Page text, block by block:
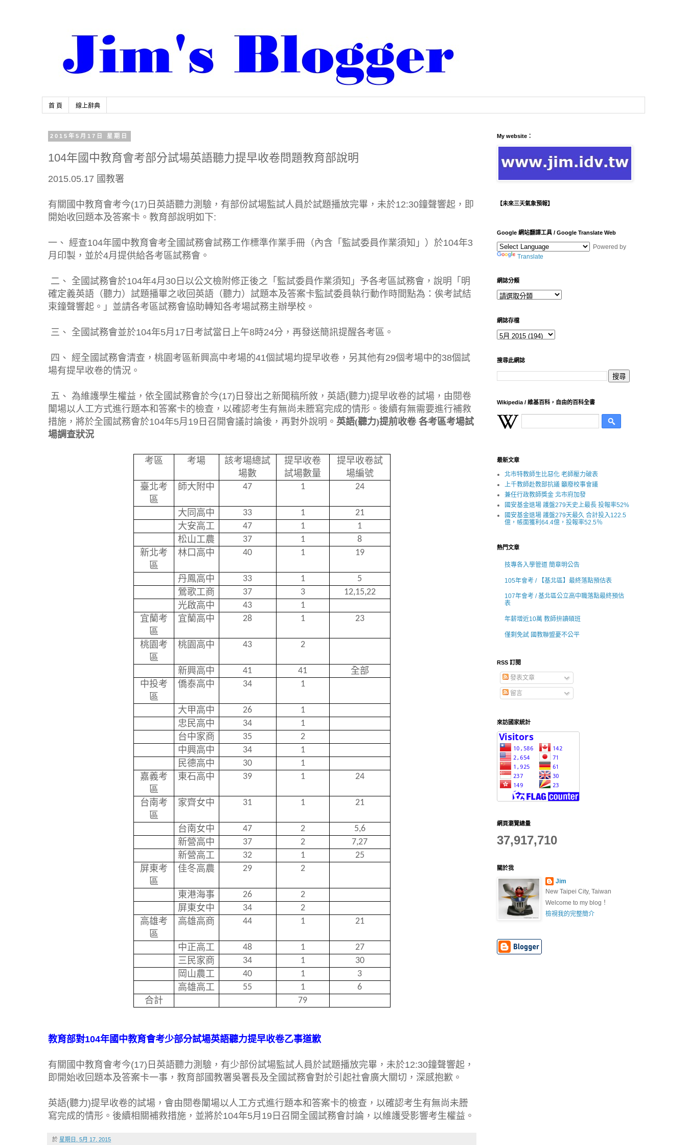
首 頁 線上辭典
2015年5月17日 星期日
104年國中教育會考部分試場英語聽力提早收卷問題教育部說明
2015.05.17 國教署
有關國中教育會考今(17)日英語聽力測驗，有部份試場監試人員於試題播放完畢，未於12:30鐘聲響起，即
開始收回題本及答案卡。教育部說明如下:
一、 經查104年國中教育會考全國試務會試務工作標準作業手冊（內含「監試委員作業須知」）於104年3
月印製，並於4月提供給各考區試務會。
二、 全國試務會於104年4月30日以公文檢附修正後之「監試委員作業須知」予各考區試務會，說明「明
確定義英語（聽力）試題播畢之收回英語（聽力）試題本及答案卡監試委員執行動作時間點為：俟考試結
束鐘聲響起。」並請各考區試務會協助轉知各考場試務主辦學校。
三、 全國試務會並於104年5月17日考試當日上午8時24分，再發送簡訊提醒各考區。
四、 經全國試務會清查，桃園考區新興高中考場的41個試場均提早收卷，另其他有29個考場中的38個試
場有提早收卷的情況。
五、 為維護學生權益，依全國試務會於今(17)日發出之新聞稿所敘，英語(聽力)提早收卷的試場，由閱卷
闈場以人工方式進行題本和答案卡的檢查，以確認考生有無尚未謄寫完成的情形。後續有無需要進行補救
措施，將於全國試務會於104年5月19日召開會議討論後，再對外說明。 英語(聽力)提前收卷 各考區考場試
場調查狀況
考區 考場
該考場總試
場數
提早收卷
試場數量
提早收卷試
場編號
臺北考
區
師大附中 47 1 24
大同高中 33 1 21
大安高工 47 1 1
松山工農 37 1 8
新北考
區
林口高中 40 1 19
丹鳳高中 33 1 5
鶯歌工商 37 3 12,15,22
光啟高中 43 1
宜蘭考
區
宜蘭高中 28 1 23
桃園考
區
桃園高中 43 2
新興高中 41 41
全部
中投考
區
僑泰高中 34 1
大甲高中 26 1
忠民高中 34 1
台中家商 35 2
中興高中 34 1
民德高中 30 1
嘉義考
區
東石高中 39 1 24
台南考
區
家齊女中 31 1 21
台南女中 47 2 5,6
新營高中 37 2 7,27
新營高工 32 1 25
屏東考
區
佳冬高農 29 2
東港海事 26 2
屏東女中 34 2
高雄考
區
高雄高商 44 1 21
中正高工 48 1 27
三民家商 34 1 30
岡山農工 40 1 3
高雄高工 55 1 6
合計 79
教育部對104年國中教育會考少部分試場英語聽力提早收卷乙事道歉
有關國中教育會考今(17)日英語聽力測驗，有少部份試場監試人員於試題播放完畢，未於12:30鐘聲響起，
即開始收回題本及答案卡一事，教育部國教署吳署長及全國試務會對於引起社會廣大關切，深感抱歉。
英語(聽力)提早收卷的試場，會由閱卷闈場以人工方式進行題本和答案卡的檢查，以確認考生有無尚未謄
寫完成的情形。後續相關補救措施，並將於104年5月19日召開全國試務會討論，以維護受影響考生權益。
於 星期日, 5月 17, 2015
My website：
【未來三天氣象預報】
Google 網站翻譯工具 / Google Translate Web
Powered by
Translate
網誌分類
網誌存檔
搜尋此網誌
Wikipedia / 維基百科，自由的百科全書
最新文章
北市特教師生比惡化 老師壓力破表
上千教師赴教部抗議 籲廢校事會議
兼任行政教師獎金 北市府加發
國安基金退場 護盤279天史上最長 投報率52%
國安基金退場 護盤279天最久 合計投入122.5
億，帳面獲利64.4億，投報率52.5％
熱門文章
技專各入學管道 簡章明公告
105年會考 / 【基北區】最終落點預估表
107年會考 / 基北區公立高中職落點最終預估
表
年薪增近10萬 教師拚讀碩班
僅剩免試 國教聯盟憂不公平
RSS 訂閱
發表文章
留言
來訪國家統計
網頁瀏覽總量
37,917,710
關於我
Jim
New Taipei City, Taiwan
Welcome to my blog！
檢視我的完整簡介